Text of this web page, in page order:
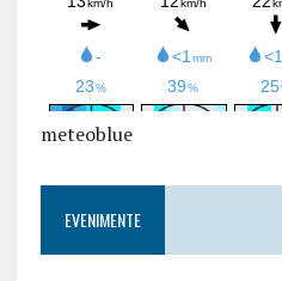
meteoblue
EVENIMENTE